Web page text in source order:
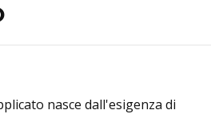
nasce dall'esigenza di